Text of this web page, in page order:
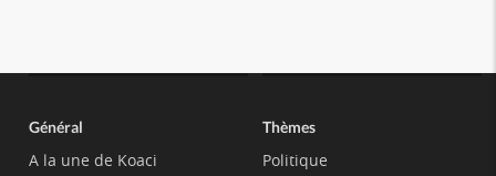
Général
A la une de Koaci
Thèmes
Politique